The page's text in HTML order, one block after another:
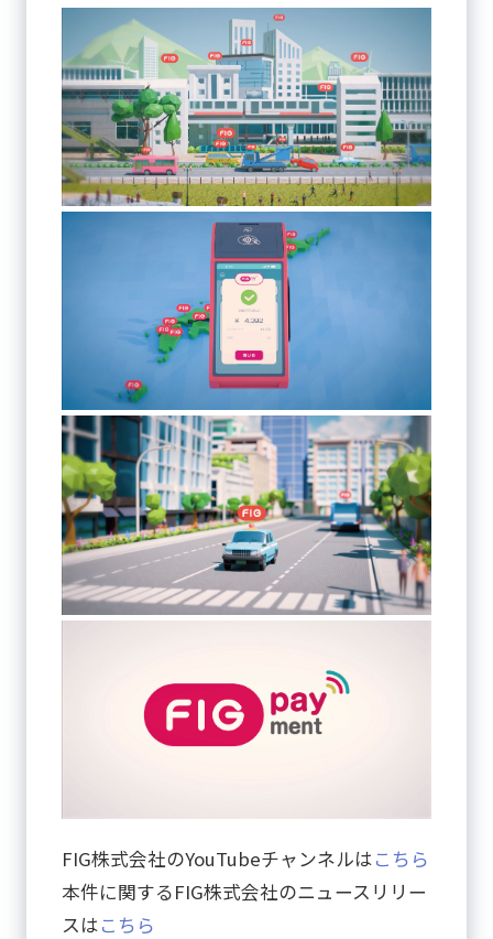
FIG株式会社のYouTubeチャンネルはこちら
本件に関するFIG株式会社のニュースリリー
スはこちら